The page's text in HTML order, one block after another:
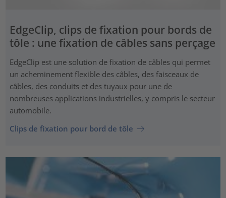
EdgeClip, clips de fixation pour bords de
tôle : une fixation de câbles sans perçage
EdgeClip est une solution de fixation de câbles qui permet
un acheminement flexible des câbles, des faisceaux de
câbles, des conduits et des tuyaux pour une de
nombreuses applications industrielles, y compris le secteur
automobile.
Clips de fixation pour bord de tôle